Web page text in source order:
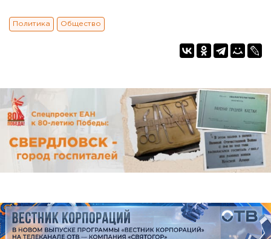
Политика Общество